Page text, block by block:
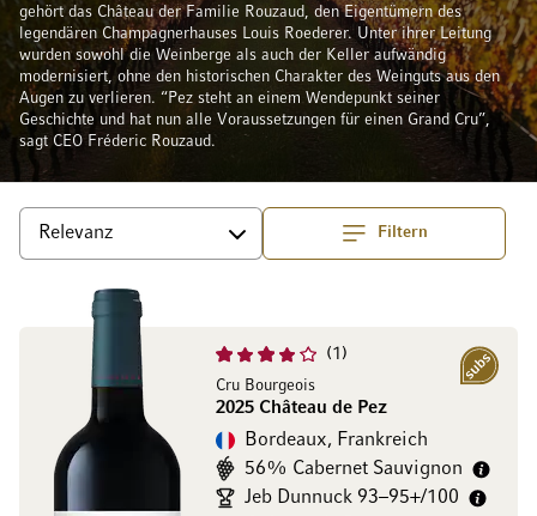
gehört das Château der Familie Rouzaud, den Eigentümern des
legendären Champagnerhauses Louis Roederer. Unter ihrer Leitung
wurden sowohl die Weinberge als auch der Keller aufwändig
modernisiert, ohne den historischen Charakter des Weinguts aus den
Augen zu verlieren. “Pez steht an einem Wendepunkt seiner
Geschichte und hat nun alle Voraussetzungen für einen Grand Cru”,
sagt CEO Fréderic Rouzaud.
Filtern
SortierenTop
1
Cru Bourgeois
2025 Château de Pez
Subscription
Bordeaux, Frankreich
56% Cabernet Sauvignon
Jeb Dunnuck 93–95+/100